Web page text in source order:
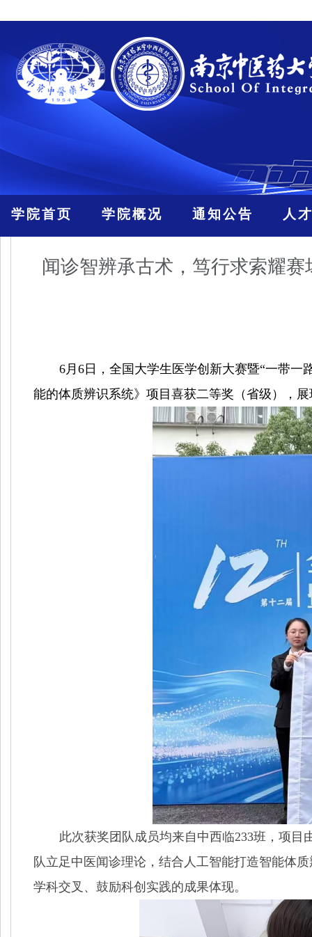
学院首页 学院概况 通知公告 人
闻诊智辨承古术，笃行求索耀
6月6日，全国大学生医学创新大赛暨“一带一
能的体质辨识系统》项目 喜获二等奖（省级），
此次获奖团队成员均来自中西临233班，项
队立足中医闻诊理论，结合人工智能打造智能体
学科交叉、鼓励科创实践的成果体现。